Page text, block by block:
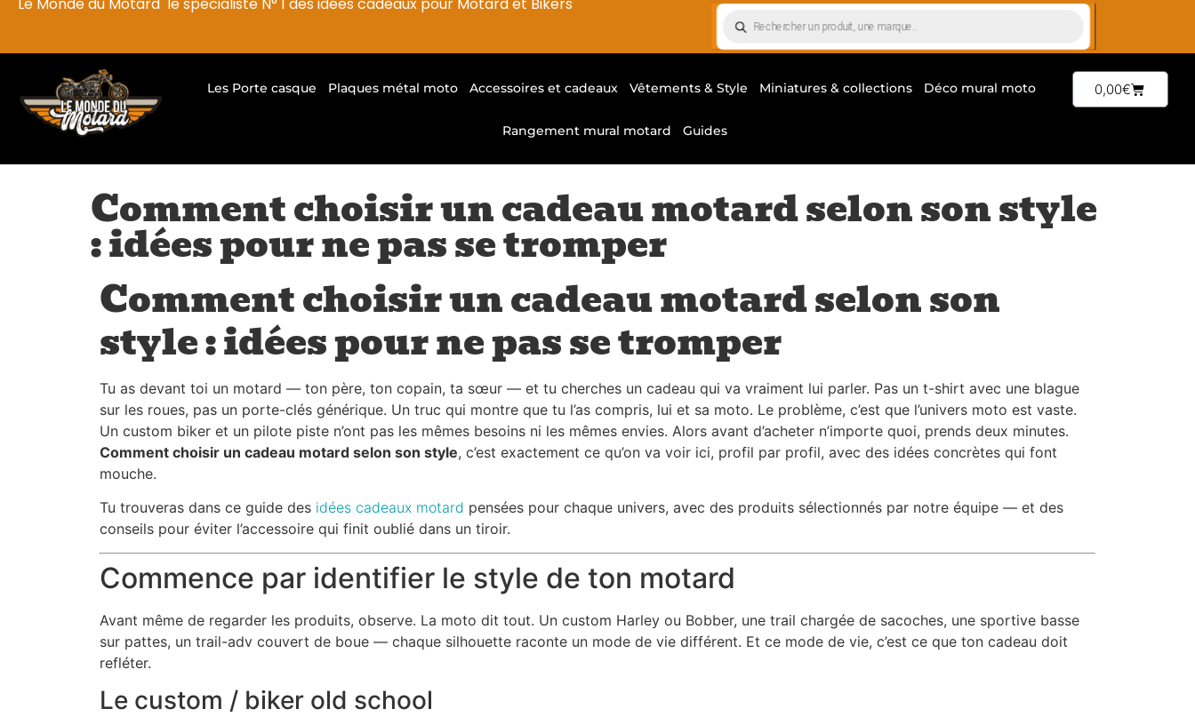
Les Porte casque Plaques métal moto Accessoires et cadeaux Vêtements & Style Miniatures & collections Déco mural moto
Rangement mural motard Guides
0,00€
Comment choisir un cadeau motard selon son style
: idées pour ne pas se tromper
Comment choisir un cadeau motard selon son
style : idées pour ne pas se tromper
Tu as devant toi un motard — ton père, ton copain, ta sœur — et tu cherches un cadeau qui va vraiment lui parler. Pas un t-shirt avec une blague
sur les roues, pas un porte-clés générique. Un truc qui montre que tu l’as compris, lui et sa moto. Le problème, c’est que l’univers moto est vaste.
Un custom biker et un pilote piste n’ont pas les mêmes besoins ni les mêmes envies. Alors avant d’acheter n’importe quoi, prends deux minutes.
Comment choisir un cadeau motard selon son style, c’est exactement ce qu’on va voir ici, profil par profil, avec des idées concrètes qui font
mouche.
Tu trouveras dans ce guide des idées cadeaux motard pensées pour chaque univers, avec des produits sélectionnés par notre équipe — et des
conseils pour éviter l’accessoire qui finit oublié dans un tiroir.
Commence par identifier le style de ton motard
Avant même de regarder les produits, observe. La moto dit tout. Un custom Harley ou Bobber, une trail chargée de sacoches, une sportive basse
sur pattes, un trail-adv couvert de boue — chaque silhouette raconte un mode de vie différent. Et ce mode de vie, c’est ce que ton cadeau doit
refléter.
Le custom / biker old school